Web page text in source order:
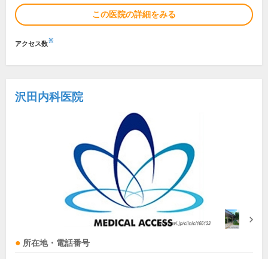
この医院の詳細をみる
アクセス数※
沢田内科医院
所在地・電話番号